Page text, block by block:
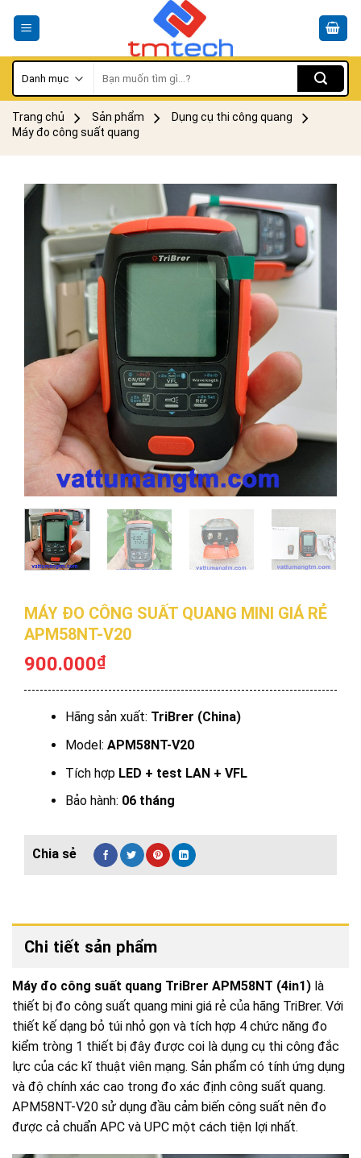
kiếm:
Trang chủ Sản phẩm
Dụng cụ thi công quang
Máy đo công suất quang
MÁY ĐO CÔNG SUẤT QUANG MINI GIÁ RẺ
APM58NT-V20
900.000₫
Hãng sản xuất: TriBrer (China)
Model: APM58NT-V20
Tích hợp LED + test LAN + VFL
Bảo hành: 06 tháng
Chi tiết sản phẩm
Máy đo công suất quang TriBrer APM58NT (4in1) là
thiết bị đo công suất quang mini giá rẻ của hãng TriBrer. Với
thiết kế dạng bỏ túi nhỏ gọn và tích hợp 4 chức năng đo
kiểm tròng 1 thiết bị đây được coi là dụng cụ thi công đắc
lực của các kĩ thuật viên mạng. Sản phẩm có tính ứng dụng
và độ chính xác cao trong đo xác định công suất quang.
APM58NT-V20 sử dụng đầu cảm biến công suất nên đo
được cả chuẩn APC và UPC một cách tiện lợi nhất.